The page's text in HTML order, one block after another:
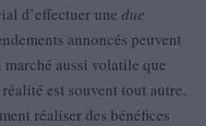
d’effectuer une due
annoncés peuvent
aussi volatile que
est souvent tout autre.
réaliser des bénéfices